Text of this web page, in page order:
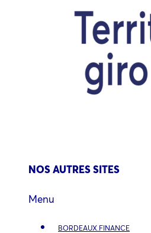
NOS AUTRES SITES
Menu
BORDEAUX.FINANCE